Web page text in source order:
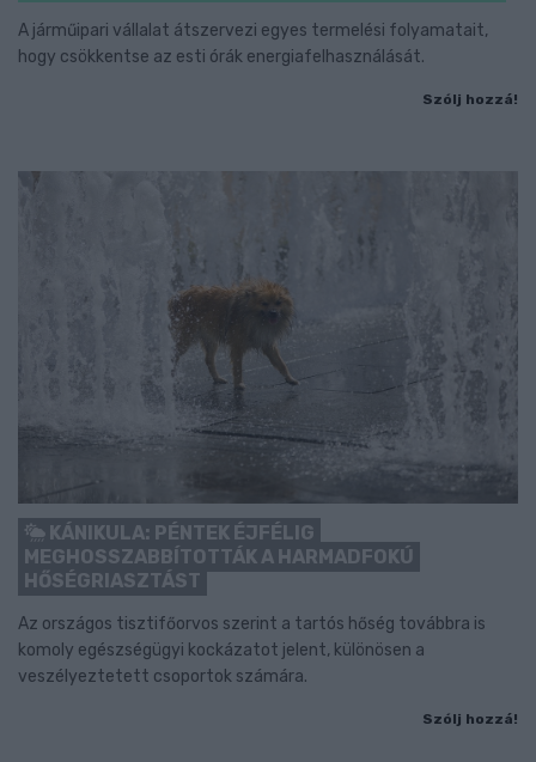
A járműipari vállalat átszervezi egyes termelési folyamatait,
hogy csökkentse az esti órák energiafelhasználását.
Szólj hozzá!
KÁNIKULA: PÉNTEK ÉJFÉLIG
MEGHOSSZABBÍTOTTÁK A HARMADFOKÚ
HŐSÉGRIASZTÁST
Az országos tisztifőorvos szerint a tartós hőség továbbra is
komoly egészségügyi kockázatot jelent, különösen a
veszélyeztetett csoportok számára.
Szólj hozzá!